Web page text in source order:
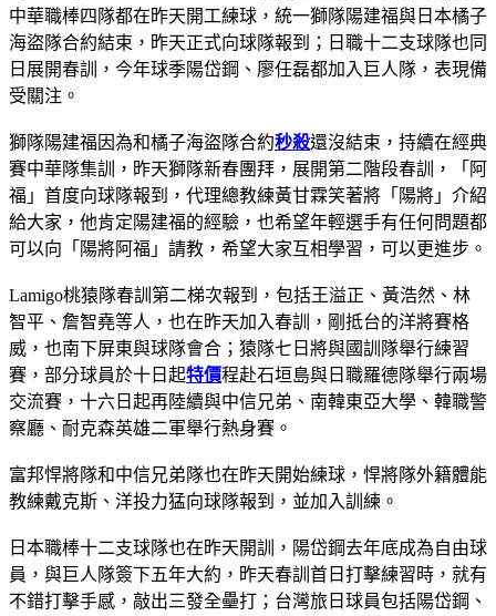
中華職棒四隊都在昨天開工練球，統一獅隊陽建福與日本橘子
海盜隊合約結束，昨天正式向球隊報到；日職十二支球隊也同
日展開春訓，今年球季陽岱鋼、廖任磊都加入巨人隊，表現備
受關注。
獅隊陽建福因為和橘子海盜隊合約秒殺還沒結束，持續在經典
賽中華隊集訓，昨天獅隊新春團拜，展開第二階段春訓，「阿
福」首度向球隊報到，代理總教練黃甘霖笑著將「陽將」介紹
給大家，他肯定陽建福的經驗，也希望年輕選手有任何問題都
可以向「陽將阿福」請教，希望大家互相學習，可以更進步。
Lamigo桃猿隊春訓第二梯次報到，包括王溢正、黃浩然、林
智平、詹智堯等人，也在昨天加入春訓，剛抵台的洋將賽格
威，也南下屏東與球隊會合；猿隊七日將與國訓隊舉行練習
賽，部分球員於十日起特價程赴石垣島與日職羅德隊舉行兩場
交流賽，十六日起再陸續與中信兄弟、南韓東亞大學、韓職警
察廳、耐克森英雄二軍舉行熱身賽。
富邦悍將隊和中信兄弟隊也在昨天開始練球，悍將隊外籍體能
教練戴克斯、洋投力猛向球隊報到，並加入訓練。
日本職棒十二支球隊也在昨天開訓，陽岱鋼去年底成為自由球
員，與巨人隊簽下五年大約，昨天春訓首日打擊練習時，就有
不錯打擊手感，敲出三發全壘打；台灣旅日球員包括陽岱鋼、